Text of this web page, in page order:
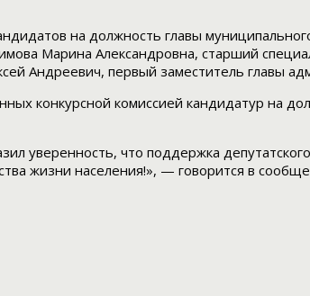
на должность главы
Марина Александровна, старший
Андреевич, первый заместитель главы
конкурсной комиссией кандидатур на
уверенность, что поддержка
жизни населения!», — говорится в